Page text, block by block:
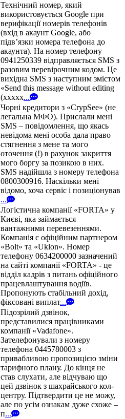
Технічний номер, який
використовується Google при
верифікації номерів телефонів
(вхід в акаунт Google, або
підв’язки номера телефона до
акаунта). На номер телефону
0941250339 відправляється SMS з
разовим перевірочним кодом. Це
вихідна SMS з наступним змістом
«Send this message without editing
(xxxxx...
Чорні кредитори з «CrypSee» (не
легальна МФО). Прислали мені
SMS – повідомлення, що якась
невідома мені особа дала право
стягнення з мене та мого
оточення (!) в рахунок закриття
мого боргу за позикою в них.
SMS надійшла з номеру телефона
0800300916. Наскільки мені
відомо, хоча сервіс і позиціонував
...
Логістична компанії «FORTA» у
Києві, яка займається
вантажними перевезеннями.
Компанія є офіційним партнером
«Bolt» та «Uklon». Номер
телефону 0634200000 зазначений
на сайті компанії «FORTA» - це
відділ кадрів з питань офіційного
працевлаштування водіїв.
Пропонують стабільний дохід,
фіксовані виплат...
Підозрілий дзвінок,
представилися працівниками
компанії «Vadafone».
Зателефонували з номеру
телефона 0445780003 з
привабливою пропозицією зміни
тарифного плану. До кінця не
став слухати, але відчуваю що
цей дзвінок з шахрайського кол-
центру. Підтвердити це не можу,
але по усім ознакам дуже схоже –
п...